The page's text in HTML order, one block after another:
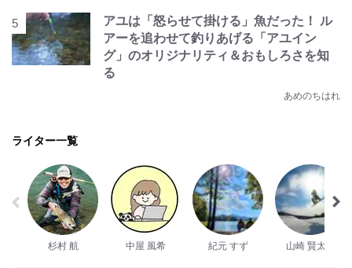
アユは「怒らせて掛ける」魚だった！ ル
アーを追わせて釣りあげる「アユイン
グ」のオリジナリティ＆おもしろさを知
る
あめのちはれ
ライター一覧
杉村 航 中屋 風希 紀元 すず 山崎 賢太郎